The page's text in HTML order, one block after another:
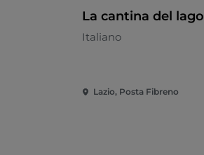
La cantina del lago
Italiano
Lazio, Posta Fibreno